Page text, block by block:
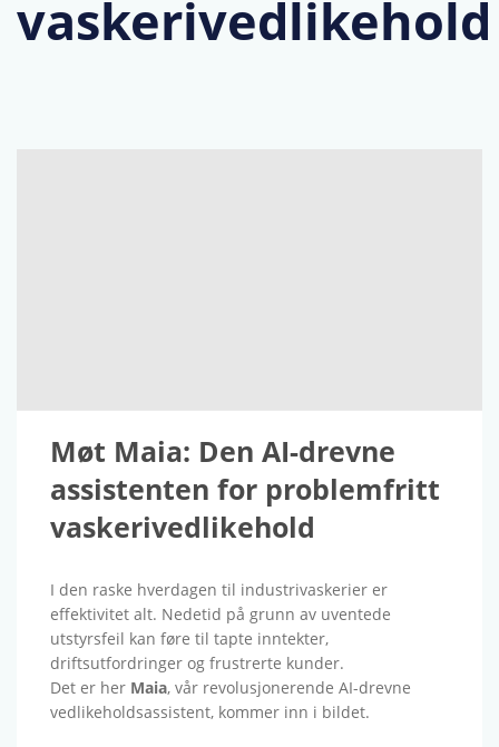
Møt Maia: Den AI-drevne
assistenten for problemfritt
vaskerivedlikehold
I den raske hverdagen til industrivaskerier er
effektivitet alt. Nedetid på grunn av uventede
utstyrsfeil kan føre til tapte inntekter,
driftsutfordringer og frustrerte kunder.
Det er her Maia, vår revolusjonerende AI-drevne
vedlikeholdsassistent, kommer inn i bildet.